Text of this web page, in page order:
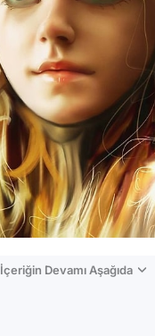
İçeriğin Devamı Aşağıda